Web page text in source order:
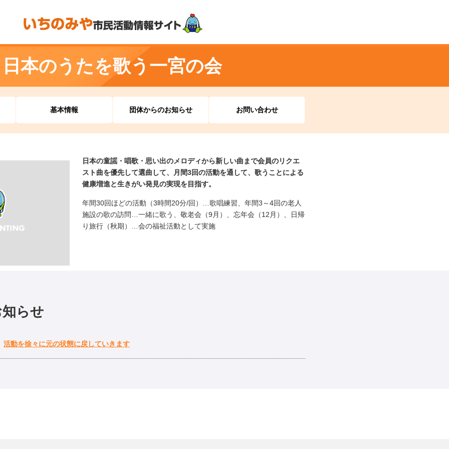
日本のうたを歌う一宮の会
基本情報 団体からのお知らせ お問い合わせ
日本の童謡・唱歌・思い出のメロディから新しい曲まで会員のリクエ
スト曲を優先して選曲して、月間3回の活動を通して、歌うことによる
健康増進と生きがい発見の実現を目指す。
年間30回ほどの活動（3時間20分/回）…歌唱練習、年間3～4回の老人
施設の歌の訪問…一緒に歌う、敬老会（9月）、忘年会（12月）、日帰
り旅行（秋期）…会の福祉活動として実施
らせ
活動を徐々に元の状態に戻していきます